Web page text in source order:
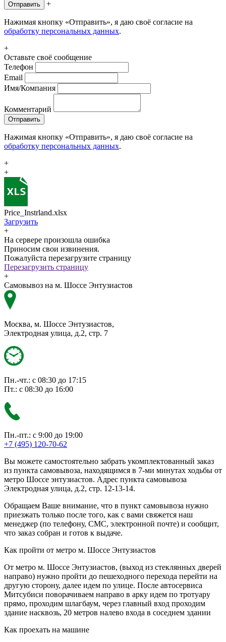
Отправить +
Нажимая кнопку «Отправить», я даю своё согласие на
обработку персональных данных.
+
Оставьте своё сообщение
Телефон
Email
Имя/Компания
Комментарий
Отправить
Нажимая кнопку «Отправить», я даю своё согласие на
обработку персональных данных.
+
+
Price_Instrland.xlsx
Загрузить
+
На сервере произошла ошибка
Приносим свои извинения.
Пожалуйста перезагрузите страницу
Перезагрузить страницу
+
Самовывоз на м. Шоссе Энтузиастов
Москва, м. Шоссе Энтузиастов,
Электродная улица, д.2, стр. 7
Пн.-чт.: с 08:30 до 17:15
Пт.: с 08:30 до 16:00
Пн.-пт.: с 9:00 до 19:00
+7 (495) 120-70-62
Вы можете самостоятельно забрать укомплектованный заказ
из пункта самовывоза, находящимся в 7-ми минутах ходьбы от
метро Шоссе энтузиастов. Адрес пункта самовывоза
Электродная улица, д.2, стр. 12-13-14.
Обращаем Ваше внимание, что в пункт самовывоза нужно
приезжать только после того, как с вами свяжется наш
менеджер (по телефону, СМС, электронной почте) и сообщит,
что заказ собран и готов к выдаче.
Как пройти от метро м. Шоссе Энтузиастов
От метро м. Шоссе Энтузиастов, (выход из стеклянных дверей
направо) нужно пройти до пешеходного перехода перейти на
другую сторону, далее идем по улице. После автосервиса
Митсубиси поворачиваем направо в арку идем по тротуару
прямо, проходим шлагбаум, через главный вход проходим
здание насквозь, 20 метров налево входа в соседнем здании
Как проехать на машине